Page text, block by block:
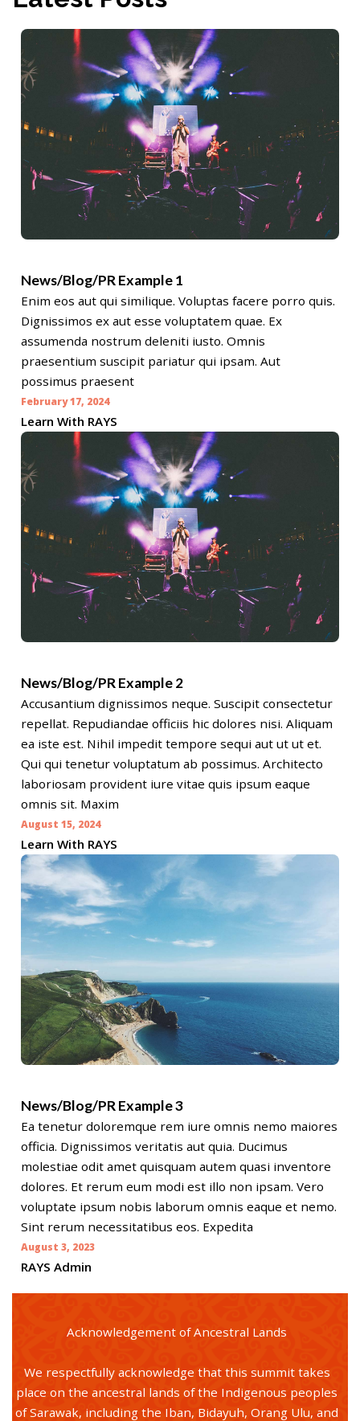
News/Blog/PR Example 1
Enim eos aut qui similique. Voluptas facere porro quis.
Dignissimos ex aut esse voluptatem quae. Ex
assumenda nostrum deleniti iusto. Omnis
praesentium suscipit pariatur qui ipsam. Aut
possimus praesent
February 17, 2024
Learn With RAYS
News/Blog/PR Example 2
Accusantium dignissimos neque. Suscipit consectetur
repellat. Repudiandae officiis hic dolores nisi. Aliquam
ea iste est. Nihil impedit tempore sequi aut ut ut et.
Qui qui tenetur voluptatum ab possimus. Architecto
laboriosam provident iure vitae quis ipsum eaque
omnis sit. Maxim
August 15, 2024
Learn With RAYS
News/Blog/PR Example 3
Ea tenetur doloremque rem iure omnis nemo maiores
officia. Dignissimos veritatis aut quia. Ducimus
molestiae odit amet quisquam autem quasi inventore
dolores. Et rerum eum modi est illo non ipsam. Vero
voluptate ipsum nobis laborum omnis eaque et nemo.
Sint rerum necessitatibus eos. Expedita
August 3, 2023
RAYS Admin
Acknowledgement of Ancestral Lands
We respectfully acknowledge that this summit takes
place on the ancestral lands of the Indigenous peoples
of Sarawak, including the Iban, Bidayuh, Orang Ulu, and